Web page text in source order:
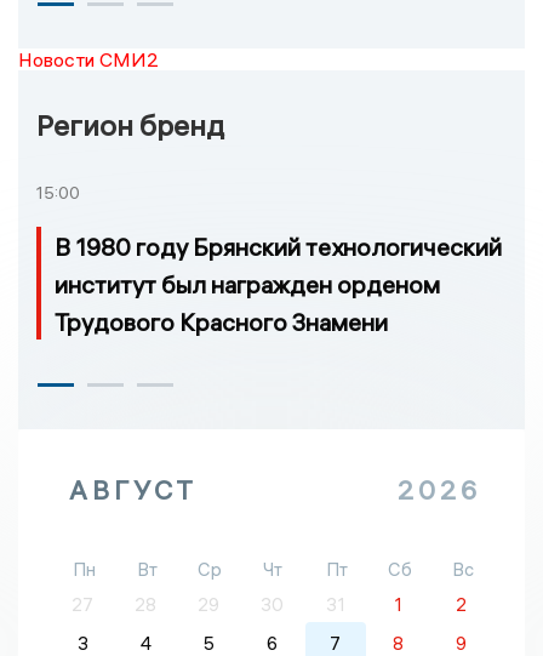
Новости СМИ2
Регион бренд
15:00
В 1980 году Брянский технологический
институт был награжден орденом
Трудового Красного Знамени
АВГУСТ 2026
Пн Вт Ср Чт Пт Сб
Вс
27
28 29 30 31 1
2
3
4 5 6 7 8
9